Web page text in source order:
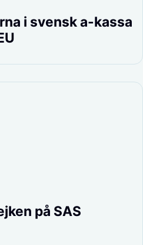
i svensk a-kassa
på SAS